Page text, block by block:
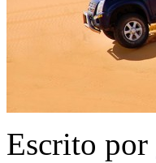
Escrito por